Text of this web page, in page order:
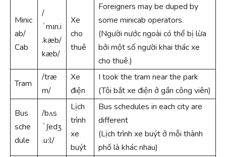
Minic
ab/
Cab
/
ˈmɪn.i
.kæb/
kæb/
Xe
cho
thuê
Foreigners may be duped by
some minicab operators.
(Người nước ngoài có thể bị lừa
bởi một số người khai thác xe
cho thuê.)
Tram
/træ
m/
Xe
điện
I took the tram near the park
(Tôi bắt xe điện ở gần công viên)
Bus
sche
dule
/bʌs
ˈʃedʒ
.uːl/
Lịch
trình
xe
buýt
Bus schedules in each city are
different
(Lịch trình xe buýt ở mỗi thành
phố là khác nhau)